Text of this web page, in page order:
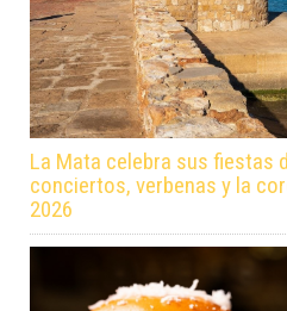
La Mata celebra sus fiestas
conciertos, verbenas y la
2026